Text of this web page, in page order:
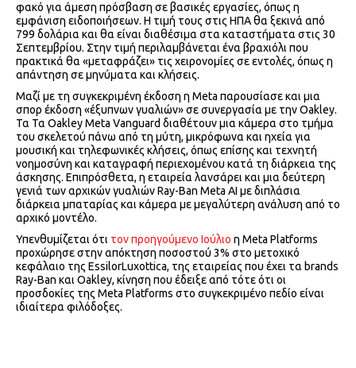
φακό για άμεση πρόσβαση σε βασικές εργασίες, όπως η
εμφάνιση ειδοποιήσεων. Η τιμή τους στις ΗΠΑ θα ξεκινά από
799 δολάρια και θα είναι διαθέσιμα στα καταστήματα στις 30
Σεπτεμβρίου. Στην τιμή περιλαμβάνεται ένα βραχιόλι που
πρακτικά θα «μεταφράζει» τις χειρονομίες σε εντολές, όπως η
απάντηση σε μηνύματα και κλήσεις.
Μαζί με τη συγκεκριμένη έκδοση η Meta παρουσίασε και μια
σπορ έκδοση «έξυπνων γυαλιών» σε συνεργασία με την Oakley.
Τα Τα Oakley Meta Vanguard διαθέτουν μια κάμερα στο τμήμα
του σκελετού πάνω από τη μύτη, μικρόφωνα και ηχεία για
μουσική και τηλεφωνικές κλήσεις, όπως επίσης και τεχνητή
νοημοσύνη και καταγραφή περιεχομένου κατά τη διάρκεια της
άσκησης. Επιπρόσθετα, η εταιρεία λανσάρει και μια δεύτερη
γενιά των αρχικών γυαλιών Ray-Ban Meta AI με διπλάσια
διάρκεια μπαταρίας και κάμερα με μεγαλύτερη ανάλυση από το
αρχικό μοντέλο.
Υπενθυμίζεται ότι τον προηγούμενο Ιούλιο η Meta Platforms
προχώρησε στην απόκτηση ποσοστού 3% στο μετοχικό
κεφάλαιο της EssilorLuxottica, της εταιρείας που έχει τα brands
Ray-Ban και Oakley, κίνηση που έδειξε από τότε ότι οι
προσδοκίες της Meta Platforms στο συγκεκριμένο πεδίο είναι
ιδιαίτερα φιλόδοξες.